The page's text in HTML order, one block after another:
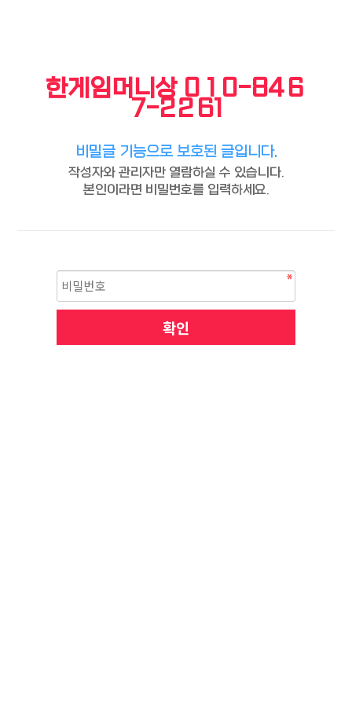
한게임머니상 0１0-84６
7-2２61
비밀글 기능으로 보호된 글입니다.
작성자와 관리자만 열람하실 수 있습니다.
본인이라면 비밀번호를 입력하세요.